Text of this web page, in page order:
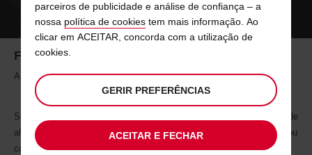
EMPRESA
Faça-se à estrada
Alugue um veículo para a sua empresa
Se já tem uma conta comercial, está pronto para reservar o seu carro de
aluguer Avis. Explore todas as opções que oferecemos nesta página ou
contacte diretamente o nosso centro de reservas através do
parceiros de publicidade e análise de confiança – a
nossa política de cookies tem mais informação. Ao
clicar em ACEITAR, concorda com a utilização de
cookies.
GERIR PREFERÊNCIAS
ACEITAR E FECHAR